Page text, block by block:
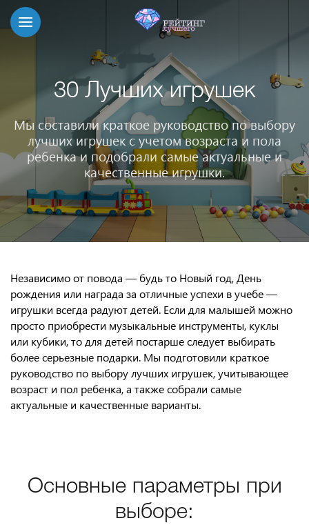
30 Лучших игрушек
Мы составили краткое руководство по выбору
лучших игрушек с учетом возраста и пола
ребенка и подобрали самые актуальные и
качественные игрушки.
Независимо от повода — будь то Новый год, День
рождения или награда за отличные успехи в учебе —
игрушки всегда радуют детей. Если для малышей можно
просто приобрести музыкальные инструменты, куклы
или кубики, то для детей постарше следует выбирать
более серьезные подарки. Мы подготовили краткое
руководство по выбору лучших игрушек, учитывающее
возраст и пол ребенка, а также собрали самые
актуальные и качественные варианты.
Основные параметры при
выборе: